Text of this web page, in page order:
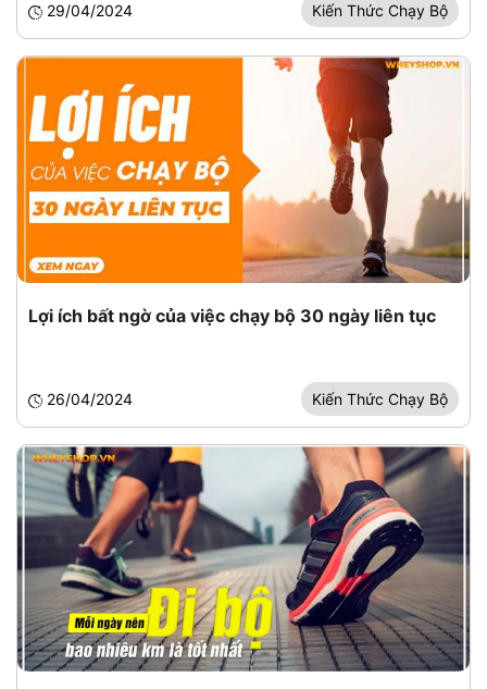
29/04/2024 Kiến Thức Chạy Bộ
Lợi ích bất ngờ của việc chạy bộ 30 ngày liên tục
26/04/2024 Kiến Thức Chạy Bộ